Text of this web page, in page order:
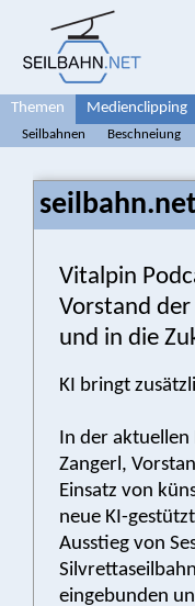
Themen Medienclipping
Seilbahnen Beschneiung
Vitalpin
Vorstand
und in die
KI bringt
In der
Zangerl,
Einsatz von
neue KI-
Ausstieg von
eingebunden